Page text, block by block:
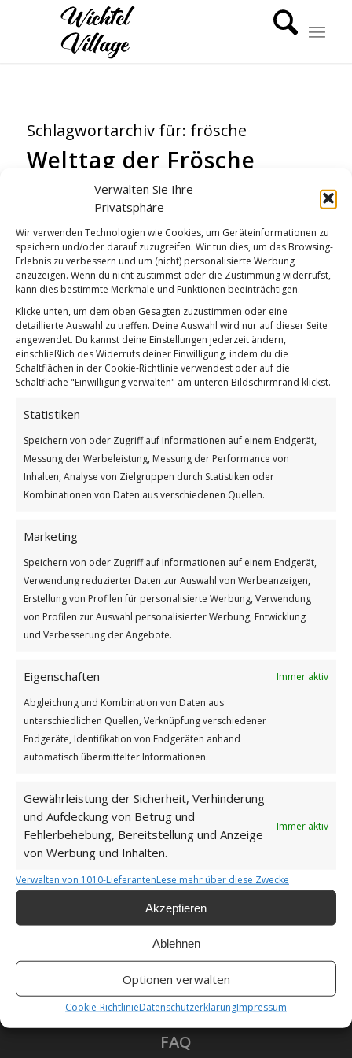
Verwalten Sie Ihre
Privatsphäre
Wir verwenden Technologien wie Cookies, um Geräteinformationen zu
speichern und/oder darauf zuzugreifen. Wir tun dies, um das Browsing-
Erlebnis zu verbessern und um (nicht) personalisierte Werbung
anzuzeigen. Wenn du nicht zustimmst oder die Zustimmung widerrufst,
kann dies bestimmte Merkmale und Funktionen beeinträchtigen.
Klicke unten, um dem oben Gesagten zuzustimmen oder eine
detaillierte Auswahl zu treffen. Deine Auswahl wird nur auf dieser Seite
angewendet. Du kannst deine Einstellungen jederzeit ändern,
einschließlich des Widerrufs deiner Einwilligung, indem du die
Schaltflächen in der Cookie-Richtlinie verwendest oder auf die
Schaltfläche "Einwilligung verwalten" am unteren Bildschirmrand klickst.
Statistiken
Speichern von oder Zugriff auf Informationen auf einem Endgerät,
Messung der Werbeleistung, Messung der Performance von
Inhalten, Analyse von Zielgruppen durch Statistiken oder
Kombinationen von Daten aus verschiedenen Quellen.
Marketing
Speichern von oder Zugriff auf Informationen auf einem Endgerät,
Verwendung reduzierter Daten zur Auswahl von Werbeanzeigen,
Erstellung von Profilen für personalisierte Werbung, Verwendung
von Profilen zur Auswahl personalisierter Werbung, Entwicklung
und Verbesserung der Angebote.
Eigenschaften
Immer aktiv
Abgleichung und Kombination von Daten aus
unterschiedlichen Quellen, Verknüpfung verschiedener
Endgeräte, Identifikation von Endgeräten anhand
automatisch übermittelter Informationen.
Gewährleistung der Sicherheit, Verhinderung
und Aufdeckung von Betrug und
Fehlerbehebung, Bereitstellung und Anzeige
von Werbung und Inhalten.
Immer aktiv
Verwalten von 1010-LieferantenLese mehr über diese Zwecke
Akzeptieren
Ablehnen
Optionen verwalten
Cookie-RichtlinieDatenschutzerklärungImpressum
Schlagwortarchiv für: frösche
Welttag der Frösche
WICHTEL-NEWS
Welttag der Frösche
Weiterlesen
Wie findest du diesen Beitrag?
20. MÄRZ 2026 / 0 KOMMENTARE / VONBETTINA
Impressum
Datenschutzerklärung
Unsere Cookie-Richtlinie (EU)
Haftungsausschluss
Als Amazon-Partner verdiene ich an qualifizierten
Verkäufen.
FAQ